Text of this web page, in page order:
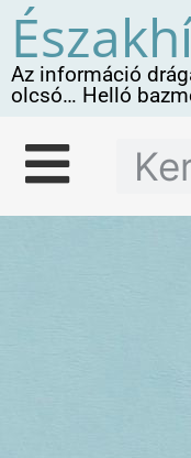
Az információ
olcsó… Helló